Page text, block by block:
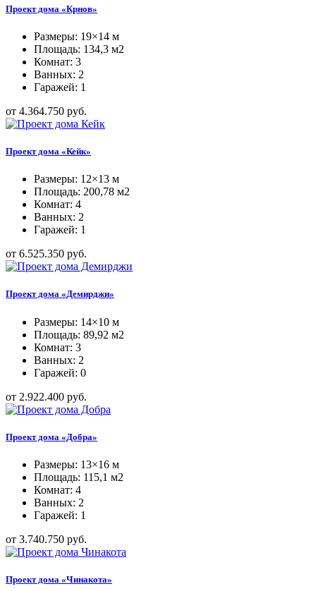
Проект дома «Крнов»
Размеры: 19×14 м
Площадь: 134,3 м2
Комнат: 3
Ванных: 2
Гаражей: 1
от 4.364.750 руб.
Проект дома «Кейк»
Размеры: 12×13 м
Площадь: 200,78 м2
Комнат: 4
Ванных: 2
Гаражей: 1
от 6.525.350 руб.
Проект дома «Демирджи»
Размеры: 14×10 м
Площадь: 89,92 м2
Комнат: 3
Ванных: 2
Гаражей: 0
от 2.922.400 руб.
Проект дома «Добра»
Размеры: 13×16 м
Площадь: 115,1 м2
Комнат: 4
Ванных: 2
Гаражей: 1
от 3.740.750 руб.
Проект дома «Чинакота»